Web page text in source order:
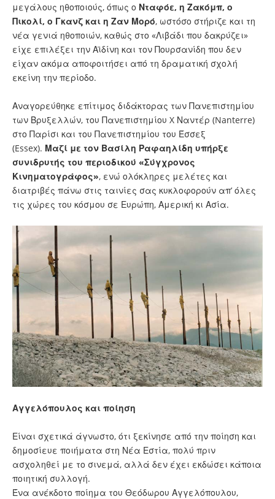
μεγάλους ηθοποιούς, όπως ο Νταφόε, η Ζακόμπ, ο
Πικολί, ο Γκανζ και η Ζαν Μορό, ωστόσο στήριζε και τη
νέα γενιά ηθοποιών, καθώς στο «Λιβάδι που δακρύζει»
είχε επιλέξει την Αϊδίνη και τον Πουρσανίδη που δεν
είχαν ακόμα αποφοιτήσει από τη δραματική σχολή
εκείνη την περίοδο.
Αναγορεύθηκε επίτιμος διδάκτορας των Πανεπιστημίου
των Βρυξελλών, του Πανεπιστημίου X Ναντέρ (Nanterre)
στο Παρίσι και του Πανεπιστημίου του Έσσεξ
(Essex). Μαζί με τον Βασίλη Ραφαηλίδη υπήρξε
συνιδρυτής του περιοδικού «Σύγχρονος
Κινηματογράφος», ενώ ολόκληρες μελέτες και
διατριβές πάνω στις ταινίες σας κυκλοφορούν απ’ όλες
τις χώρες του κόσμου σε Ευρώπη, Αμερική κι Ασία.
Αγγελόπουλος και ποίηση
Είναι σχετικά άγνωστο, ότι ξεκίνησε από την ποίηση και
δημοσίευε ποιήματα στη Νέα Εστία, πολύ πριν
ασχοληθεί με το σινεμά, αλλά δεν έχει εκδώσει κάποια
ποιητική συλλογή.
Ένα ανέκδοτο ποίημα του Θεόδωρου Αγγελόπουλου,